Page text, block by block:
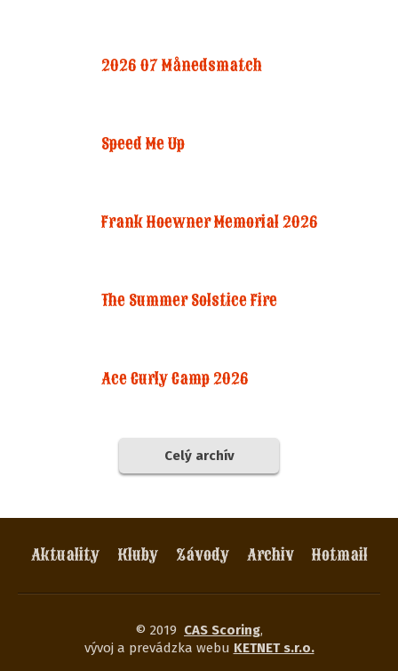
2026 07 Månedsmatch
Speed Me Up
Frank Hoewner Memorial 2026
The Summer Solstice Fire
Ace Curly Camp 2026
Celý archív
Aktuality Kluby Závody Archiv Hotmail
© 2019 CAS Scoring,
vývoj a prevádzka webu KETNET s.r.o.